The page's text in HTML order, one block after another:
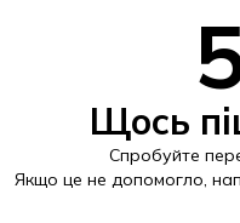
Щось
Спробуйте
Якщо це не допомогло,